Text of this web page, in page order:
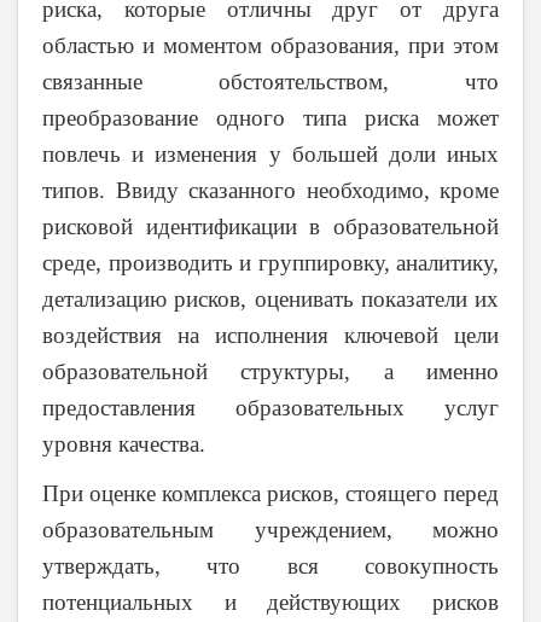
риска, которые отличны друг от друга
областью и моментом образования, при этом
связанные обстоятельством, что
преобразование одного типа риска может
повлечь и изменения у большей доли иных
типов. Ввиду сказанного необходимо, кроме
рисковой идентификации в образовательной
среде, производить и группировку, аналитику,
детализацию рисков, оценивать показатели их
воздействия на исполнения ключевой цели
образовательной структуры, а именно
предоставления образовательных услуг
уровня качества.
При оценке комплекса рисков, стоящего перед
образовательным учреждением, можно
утверждать, что вся совокупность
потенциальных и действующих рисков